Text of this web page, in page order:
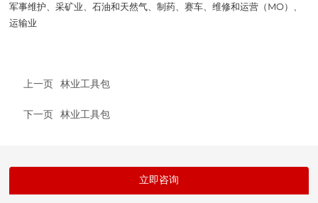
军事维护、采矿业、石油和天然气、制药、赛车、维修和运营（MO）、
运输业
上一页 林业工具包
下一页 林业工具包
立即咨询